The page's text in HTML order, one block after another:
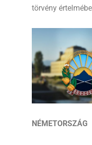
törvény
NÉMETORSZÁG